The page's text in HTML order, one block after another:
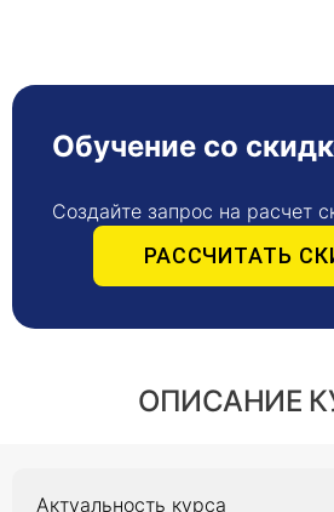
Обучение со
Создайте запрос на расчет
РАССЧИТАТЬ
ОПИСАНИЕ
Актуальность курса